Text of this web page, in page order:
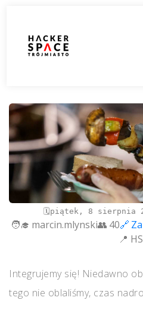
piątek, 8 sierpnia
marcin.mlynski 40
Integrujemy się! Niedawno
tego nie oblaliśmy, czas